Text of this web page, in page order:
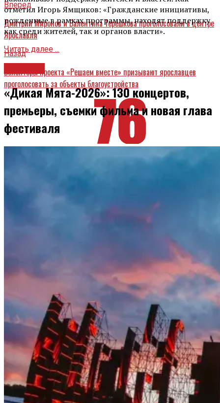
Вперед
Дмитрий Миронов и Валентина Терешкова проголосовали в центре
Ярославля
Назад
Волонтеры проекта «Решаем вместе» призывают ярославцев
проголосовать за объекты благоустройства
отметил Игорь Ямщиков: «Гражданские инициативы,
рожденные в рамках программы, находят поддержку
как среди жителей, так и органов власти».
Читать далее ...
«Дикая Мята-2026»: 130 концертов,
премьеры, съемки фильма и новая глава
фестиваля